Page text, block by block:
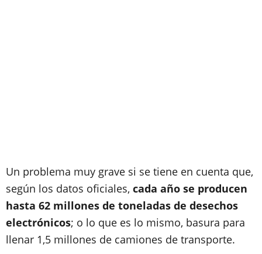
Un problema muy grave si se tiene en cuenta que,
según los datos oficiales, cada año se producen
hasta 62 millones de toneladas de desechos
electrónicos; o lo que es lo mismo, basura para
llenar 1,5 millones de camiones de transporte.